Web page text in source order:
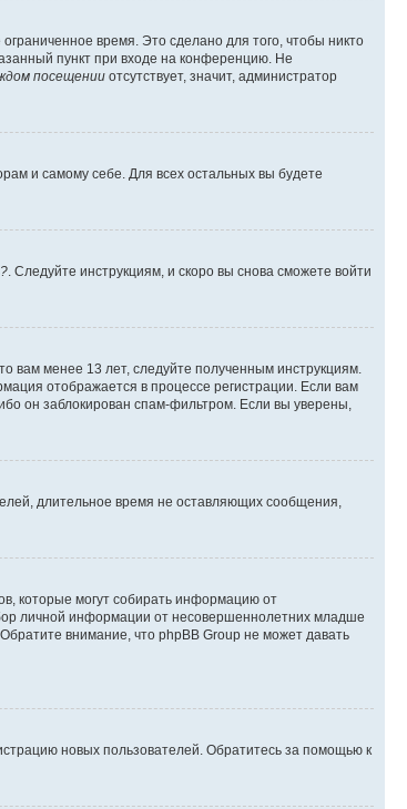
время. Это сделано для того, чтобы никто
пункт при входе на конференцию. Не
посещении отсутствует, значит, администратор
и самому себе. Для всех остальных вы будете
. Следуйте инструкциям, и скоро вы снова сможете войти
вам менее 13 лет, следуйте полученным инструкциям.
отображается в процессе регистрации. Если вам
он заблокирован спам-фильтром. Если вы уверены,
длительное время не оставляющих сообщения,
которые могут собирать информацию от
личной информации от несовершеннолетних младше
внимание, что phpBB Group не может давать
новых пользователей. Обратитесь за помощью к